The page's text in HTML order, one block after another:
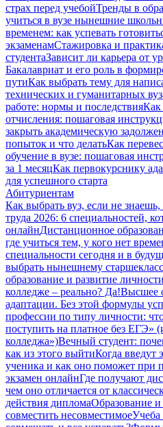
страх перед учебойТренды в
учиться в вузе нынешние
временем: как успевать
экзаменамСтажировка и
студентаЗависит ли карьера от
Бакалавриат и его роль в
путиКак выбрать тему для
технических и гуманитарных
работе: нормы и последствияКак
отчисления: пошаговая
закрыть академическую
попыток и что делатьКак
обучение в вузе: пошаговая
за 1 месяцКак первокурснику
для успешного старта
Абитуриентам
Как выбрать вуз, если не
труда 2026: 6 специальностей,
онлайнДистанционное
где учиться тем, у кого нет
специальности сегодня и в
выбрать нынешнему
образование и развитие
колледже – реально? Да!Высшее
адаптации. Без этой формулы
профессии по типу личности:
поступить на платное без ЕГЭ»
колледжа»)Вечный студент:
как из этого выйтиКогда введут
ученика и как оно поможет при
экзамен онлайнГде получают
чем оно отличается от
действия дипломаОбразование и
совместить несовместимоеУчеба